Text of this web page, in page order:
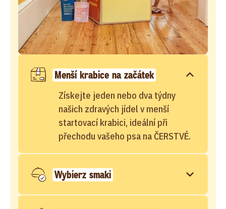
Menší krabice na začátek
Získejte jeden nebo dva týdny
našich zdravých jídel v menší
startovací krabici, ideální při
přechodu vašeho psa na ČERSTVÉ.
Wybierz smaki